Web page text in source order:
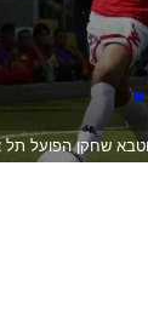
שחקן הפועל תל